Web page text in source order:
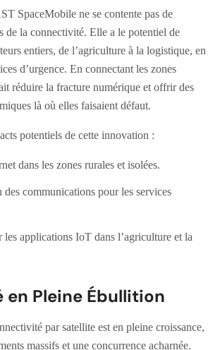
SpaceMobile ne se contente pas de
de la connectivité. Elle a le potentiel de
entiers, de l’agriculture à la logistique, en
d’urgence. En connectant les zones
réduire la fracture numérique et offrir des
là où elles faisaient défaut.
potentiels de cette innovation :
dans les zones rurales et isolées.
communications pour les services
les applications IoT dans l’agriculture et la
en Pleine Ébullition
par satellite est en pleine croissance,
massifs et une concurrence acharnée.